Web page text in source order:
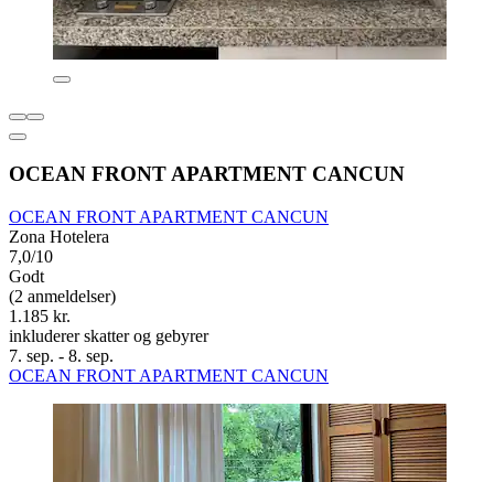
OCEAN FRONT APARTMENT CANCUN
OCEAN FRONT APARTMENT CANCUN
Zona Hotelera
7,0/10
Godt
(2 anmeldelser)
1.185 kr.
inkluderer skatter og gebyrer
7. sep. - 8. sep.
OCEAN FRONT APARTMENT CANCUN